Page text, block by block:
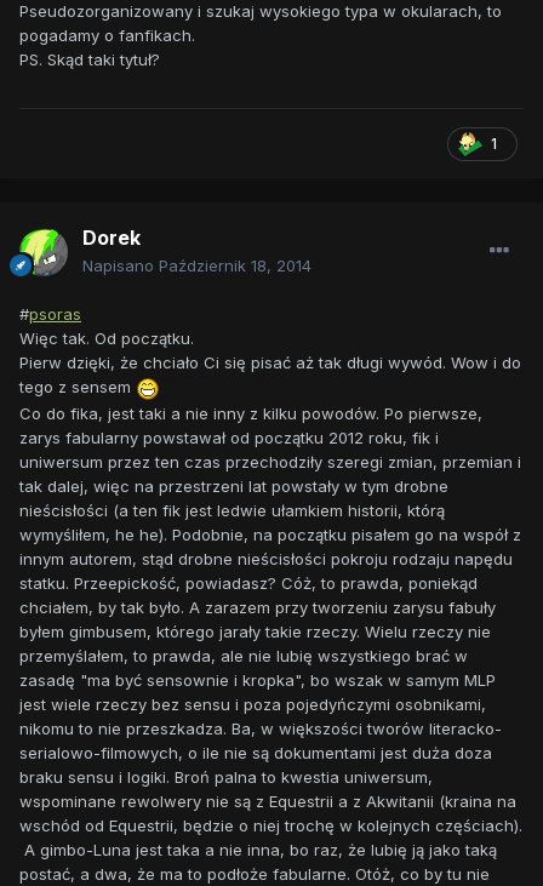
Pseudozorganizowany i szukaj wysokiego typa w okularach, to
pogadamy o fanfikach.
PS. Skąd taki tytuł?
1
Dorek
Napisano Październik 18, 2014
#psoras
Więc tak. Od początku.
Pierw dzięki, że chciało Ci się pisać aż tak długi wywód. Wow i do
tego z sensem
Co do fika, jest taki a nie inny z kilku powodów. Po pierwsze,
zarys fabularny powstawał od początku 2012 roku, fik i
uniwersum przez ten czas przechodziły szeregi zmian, przemian i
tak dalej, więc na przestrzeni lat powstały w tym drobne
nieścisłości (a ten fik jest ledwie ułamkiem historii, którą
wymyśliłem, he he). Podobnie, na początku pisałem go na współ z
innym autorem, stąd drobne nieścisłości pokroju rodzaju napędu
statku. Przeepickość, powiadasz? Cóż, to prawda, poniekąd
chciałem, by tak było. A zarazem przy tworzeniu zarysu fabuły
byłem gimbusem, którego jarały takie rzeczy. Wielu rzeczy nie
przemyślałem, to prawda, ale nie lubię wszystkiego brać w
zasadę "ma być sensownie i kropka", bo wszak w samym MLP
jest wiele rzeczy bez sensu i poza pojedyńczymi osobnikami,
nikomu to nie przeszkadza. Ba, w większości tworów literacko-
serialowo-filmowych, o ile nie są dokumentami jest duża doza
braku sensu i logiki. Broń palna to kwestia uniwersum,
wspominane rewolwery nie są z Equestrii a z Akwitanii (kraina na
wschód od Equestrii, będzie o niej trochę w kolejnych częściach).
A gimbo-Luna jest taka a nie inna, bo raz, że lubię ją jako taką
postać, a dwa, że ma to podłoże fabularne. Otóż, co by tu nie